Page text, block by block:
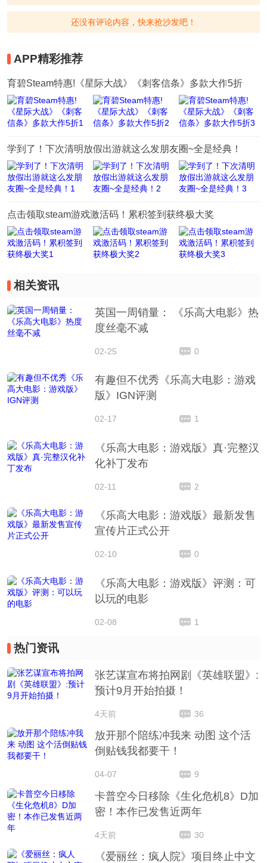
还没有评论内容，快来抢沙发吧！
APP精彩推荐
育碧Steam特惠!《星际大战》《刺客信条》多款大作5折
学到了！下次清明放假出游就这么发朋友圈~全是经典！
点击领取steam游戏激活码！累积签到获终极大奖
相关资讯
英国一周销量： 《乐高大电影》热
度丝毫不减
02-25 0
有趣但不优秀《乐高大电影：游戏
版》IGN评测
02-17 1
《乐高大电影：游戏版》真·完整汉
化补丁发布
02-11 2
《乐高大电影：游戏版》最新发售
宣传片正式公开
02-10 0
《乐高大电影：游戏版》评测：可
以玩的电影
02-08 1
热门资讯
张艺谋宣布将拍网剧《英雄联盟》:
预计9月开始拍摄！
4天前 36
放开那个陪练冲我来 动图 这个活
倒贴钱我都要干！
04-07 9
卡普空今日移除《生化危机8》D加
密！本作已发售近两年
4天前 30
《爱丽丝：疯人院》项目终止中文